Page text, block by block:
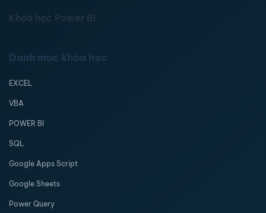
Khóa học Power BI
Danh mục khóa học
EXCEL
VBA
POWER BI
SQL
Google Apps Script
Google Sheets
Power Query